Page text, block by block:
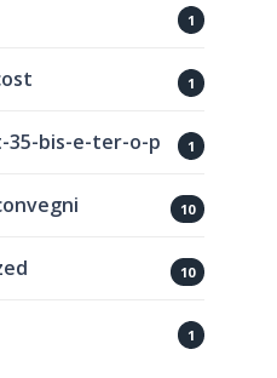
1
1
35-bis-e-ter-o-p 1
10
10
1